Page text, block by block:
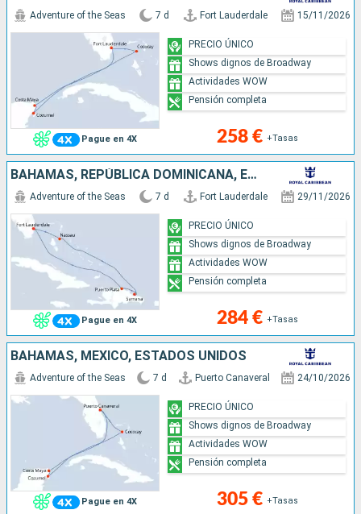
Pague en 4X
Adventure of the Seas 7 d Fort Lauderdale 15/11/2026
258 € +Tasas
PRECIO ÚNICO
Shows dignos de Broadway
Actividades WOW
Pensión completa
BAHAMAS, REPÚBLICA DOMINICANA, ESTADOS UNIDOS
Pague en 4X
Adventure of the Seas 7 d Fort Lauderdale 29/11/2026
284 € +Tasas
PRECIO ÚNICO
Shows dignos de Broadway
Actividades WOW
Pensión completa
BAHAMAS, MÉXICO, ESTADOS UNIDOS
Pague en 4X
Adventure of the Seas 7 d Puerto Canaveral 24/10/2026
305 € +Tasas
PRECIO ÚNICO
Shows dignos de Broadway
Actividades WOW
Pensión completa